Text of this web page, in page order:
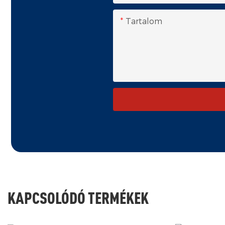
Tartalom
KAPCSOLÓDÓ TERMÉKEK